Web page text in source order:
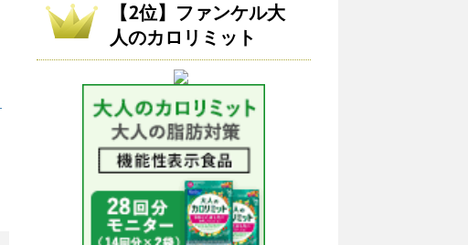
【2位】ファンケル大
人のカロリミット